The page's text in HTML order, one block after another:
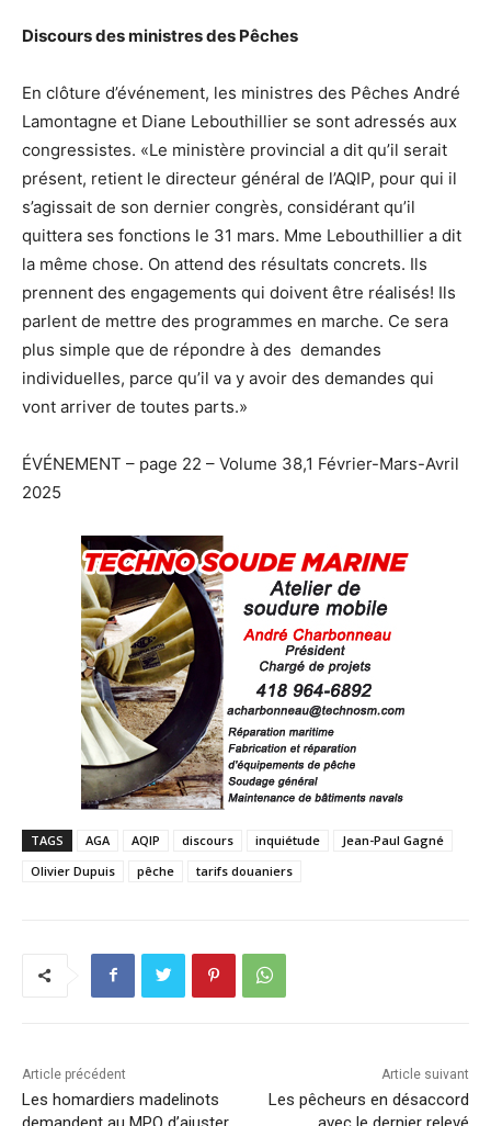
Discours des ministres des Pêches
En clôture d’événement, les ministres des Pêches André
Lamontagne et Diane Lebouthillier se sont adressés aux
congressistes. «Le ministère provincial a dit qu’il serait
présent, retient le directeur général de l’AQIP, pour qui il
s’agissait de son dernier congrès, considérant qu’il
quittera ses fonctions le 31 mars. Mme Lebouthillier a dit
la même chose. On attend des résultats concrets. Ils
prennent des engagements qui doivent être réalisés! Ils
parlent de mettre des programmes en marche. Ce sera
plus simple que de répondre à des demandes
individuelles, parce qu’il va y avoir des demandes qui
vont arriver de toutes parts.»
ÉVÉNEMENT – page 22 – Volume 38,1 Février-Mars-Avril
2025
TAGS AGA AQIP discours inquiétude
Jean-Paul Gagné
Olivier Dupuis
pêche tarifs douaniers
Article précédent
Les homardiers madelinots
Article suivant
Les pêcheurs en désaccord